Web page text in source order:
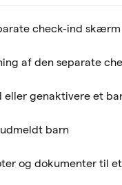
check-ind skærm
af den separate
eller genaktivere et
barn
og dokumenter til